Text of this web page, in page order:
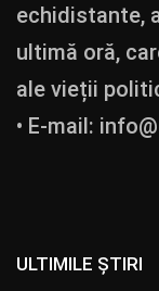
echidistante,
ultimă oră,
ale vieții
• E-mail:
ULTIMILE ȘTIRI